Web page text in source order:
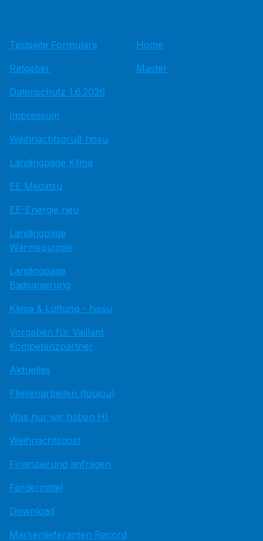
Testseite Formulare
Ratgeber
Datenschutz 1.6.2026
Impressum
Weihnachtsgruß hissu
Landingpage Klima
EE Medatsu
EE-Energie neu
Landingpage
Wärmepumpe
Landingpage
Badsanierung
Klima & Lüftung - hissu
Vorgaben für Vaillant
Kompetenzpartner
Aktuelles
Fliesenarbeiten (toujou)
Was nur wir haben HI
Weihnachtspost
Finanzierung anfragen
Fördermittel
Download
Markenlieferanten Record
Home
Master